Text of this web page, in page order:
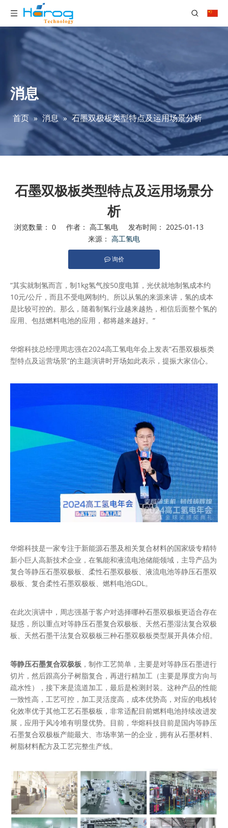
消息
首页 » 消息 » 石墨双极板类型特点及运用场景分析
石墨双极板类型特点及运用场景分
析
浏览数量： 0 作者： 高工氢电 发布时间： 2025-01-13
来源： 高工氢电
询价
“其实就制氢而言，制1kg氢气按50度电算，光伏就地制氢成本约
10元/公斤，而且不受电网制约。所以从氢的来源来讲，氢的成本
是比较可控的。那么，随着制氢行业越来越热，相信后面整个氢的
应用、包括燃料电池的应用，都将越来越好。“
华熔科技总经理周志强在2024高工氢电年会上发表“石墨双极板类
型特点及运营场景”的主题演讲时开场如此表示，提振大家信心。
华熔科技是一家专注于新能源石墨及相关复合材料的国家级专精特
新小巨人高新技术企业，在氢能和液流电池储能领域，主导产品为
复合等静压石墨双极板、柔性石墨双极板、液流电池等静压石墨双
极板、复合柔性石墨双极板、燃料电池GDL。
在此次演讲中，周志强基于客户对选择哪种石墨双极板更适合存在
疑惑，所以重点对等静压石墨复合双极板、天然石墨湿法复合双极
板、天然石墨干法复合双极板三种石墨双极板类型展开具体介绍。
等静压石墨复合双极板 ，制作工艺简单，主要是对等静压石墨进行
切片，然后跟高分子树脂复合，再进行精加工（主要是厚度方向与
疏水性），接下来是流道加工，最后是检测封装。这种产品的性能
一致性高，工艺可控，加工灵活度高，成本优势高，对应的电栈转
化效率优于其他工艺石墨极板，非常适配目前燃料电池持续改进发
展，应用于风冷堆有明显优势。目前，华熔科技目前是国内等静压
石墨复合双极板产能最大、市场率第一的企业，拥有从石墨材料、
树脂材料配方及工艺完整生产线。